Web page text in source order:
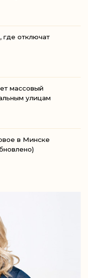
где отключат
июле
массовый
улицам
в Минске